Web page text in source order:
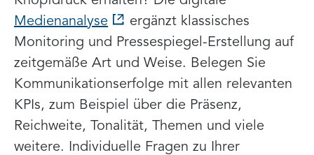
Medienanalyse
ergänzt klassisches
Monitoring und Pressespiegel-Erstellung auf
zeitgemäße Art und Weise. Belegen Sie
Kommunikationserfolge mit allen relevanten
KPIs, zum Beispiel über die Präsenz,
Reichweite, Tonalität, Themen und viele
weitere. Individuelle Fragen zu Ihrer